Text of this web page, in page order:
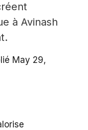
à Avinash
May 29,